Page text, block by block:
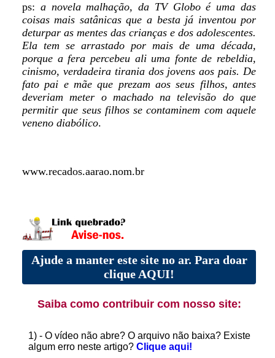
ps: a novela malhação, da TV Globo é uma das
coisas mais satânicas que a besta já inventou por
deturpar as mentes das crianças e dos adolescentes.
Ela tem se arrastado por mais de uma década,
porque a fera percebeu ali uma fonte de rebeldia,
cinismo, verdadeira tirania dos jovens aos pais. De
fato pai e mãe que prezam aos seus filhos, antes
deveriam meter o machado na televisão do que
permitir que seus filhos se contaminem com aquele
veneno diabólico.
www.recados.aarao.nom.br
Ajude a manter este site no ar. Para doar
clique AQUI!
Saiba como contribuir com nosso site:
1) - O vídeo não abre? O arquivo não baixa? Existe
algum erro neste artigo? Clique aqui!